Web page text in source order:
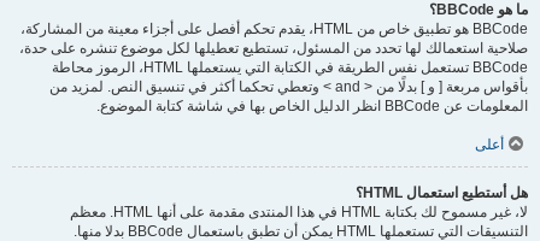
ما هو BBCode؟
BBCode هو تطبيق خاص من HTML، يقدم تحكم أفصل على أجزاء معينة من المشاركة،
صلاحية استعمالك لها تحدد من المسئول، تستطيع تعطيلها لكل موضوع تنشره على حدة،
BBCode تستعمل نفس الطريقة في الكتابة التي يستعملها HTML، الرموز محاطة
بأقواس مربعة [ و ] بدلًا من < and > وتعطي تحكما أكثر في تنسيق النص. لمزيد من
المعلومات عن BBCode انظر الدليل الخاص بها في شاشة كتابة الموضوع.
أعلى
هل أستطيع استعمال HTML؟
لا، غير مسموح لك بكتابة HTML في هذا المنتدى مقدمة على أنها HTML. معظم
التنسيقات التي تستعملها HTML يمكن أن تطبق باستعمال BBCode بدلا منها.